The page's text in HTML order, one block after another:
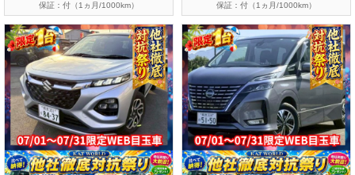
保証：付（1ヵ月/1000km） 保証：付（1ヵ月/1000km）